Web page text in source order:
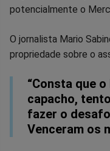
potencialmente o
O jornalista Mario
propriedade sobre o
“Consta que
capacho,
fazer o
Venceram os